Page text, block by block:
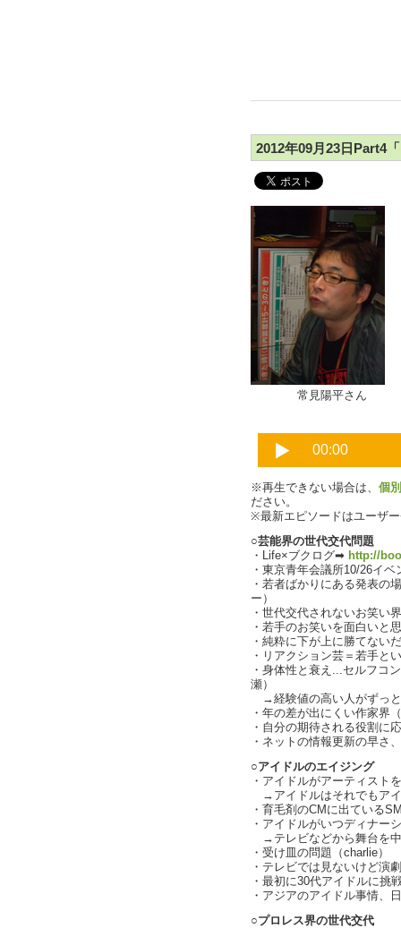
2012年09月23日Part4
常見陽平さん
※再生できない場合は、 個
ださい。
※最新エピソードはユーザ
○芸能界の世代交代問題
・Life×ブクログ➡ http://
・東京青年会議所10/26イ
・若者ばかりにある発表の
ー）
・世代交代されないお笑い
・若手のお笑いを面白いと
・純粋に下が上に勝てない
・リアクション芸＝若手と
・身体性と衰え...セルフコ
瀬）
→経験値の高い人がずっ
・年の差が出にくい作家界
・自分の期待される役割に
・ネットの情報更新の早さ
○アイドルのエイジング
・アイドルがアーティスト
→アイドルはそれでもア
・育毛剤のCMに出ている
・アイドルがいつディナー
→テレビなどから舞台を
・受け皿の問題（charlie）
・テレビでは見ないけど演
・最初に30代アイドルに挑
・アジアのアイドル事情、
○プロレス界の世代交代